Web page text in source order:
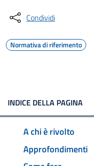
Condividi
Normativa di riferimento
INDICE DELLA PAGINA
A chi è rivolto
Approfondimenti